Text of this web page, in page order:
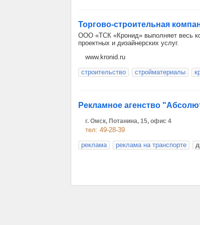
Торгово-строительная
ООО «ТСК «Кронид» выполняет весь
проектных и дизайнерских услуг.
www.kronid.ru
строительство
стройматериалы
Рекламное агенство
г. Омск, Потанина, 15, офис 4
тел: 49-28-39
реклама
реклама на транспорте